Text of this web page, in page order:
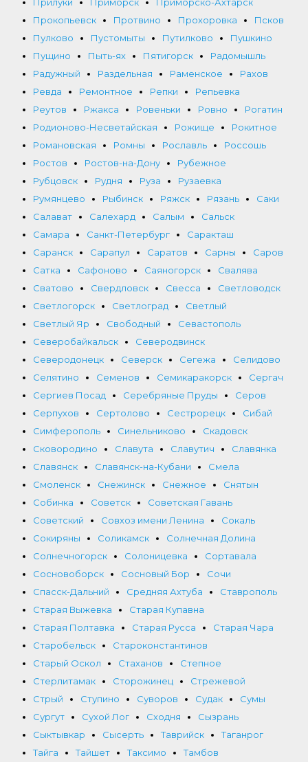
Прокопьевск
Протвино Прохоровка
Псков
Пулково
Пустомыты Путилково
Пушкино
Пущино
Пыть-ях Пятигорск
Радомышль
Радужный
Раздельная Раменское
Рахов
Ревда
Ремонтное Репки
Репьевка
Реутов
Ржакса Ровеньки Ровно
Рогатин
Родионово-Несветайская
Рожище
Рокитное
Романовская
Ромны Рославль
Россошь
Ростов
Ростов-на-Дону
Рубежное
Рубцовск
Рудня Руза
Рузаевка
Румянцево
Рыбинск Ряжск Рязань
Саки
Салават
Салехард Салым
Сальск
Самара
Санкт-Петербург
Саракташ
Саранск
Сарапул Саратов Сарны
Саров
Сатка
Сафоново Саяногорск
Свалява
Сватово
Свердловск Свесса
Светловодск
Светлогорск
Светлоград
Светлый
Светлый Яр
Свободный
Севастополь
Северобайкальск
Северодвинск
Северодонецк
Северск Сегежа
Селидово
Селятино
Семенов Семикаракорск
Сергач
Сергиев Посад
Серебряные Пруды
Серов
Серпухов
Сертолово Сестрорецк
Сибай
Симферополь
Синельниково
Скадовск
Сковородино
Славута Славутич
Славянка
Славянск
Славянск-на-Кубани
Смела
Смоленск
Снежинск Снежное
Снятын
Собинка
Советск
Советская Гавань
Советский
Совхоз имени Ленина
Сокаль
Сокиряны
Соликамск
Солнечная Долина
Солнечногорск
Солоницевка
Сортавала
Сосновоборск
Сосновый Бор
Сочи
Спасск-Дальний
Средняя Ахтуба
Ставрополь
Старая Выжевка
Старая Купавна
Старая Полтавка
Старая Русса
Старая Чара
Старобельск
Староконстантинов
Старый Оскол
Стаханов
Степное
Стерлитамак
Сторожинец
Стрежевой
Стрый
Ступино Суворов Судак
Сумы
Сургут
Сухой Лог Сходня
Сызрань
Сыктывкар
Сысерть Таврийск
Таганрог
Тайга
Тайшет Таксимо
Тамбов